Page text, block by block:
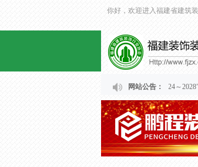
你好，欢迎进入福建省建筑
网站公告：
关于福建省“2024～